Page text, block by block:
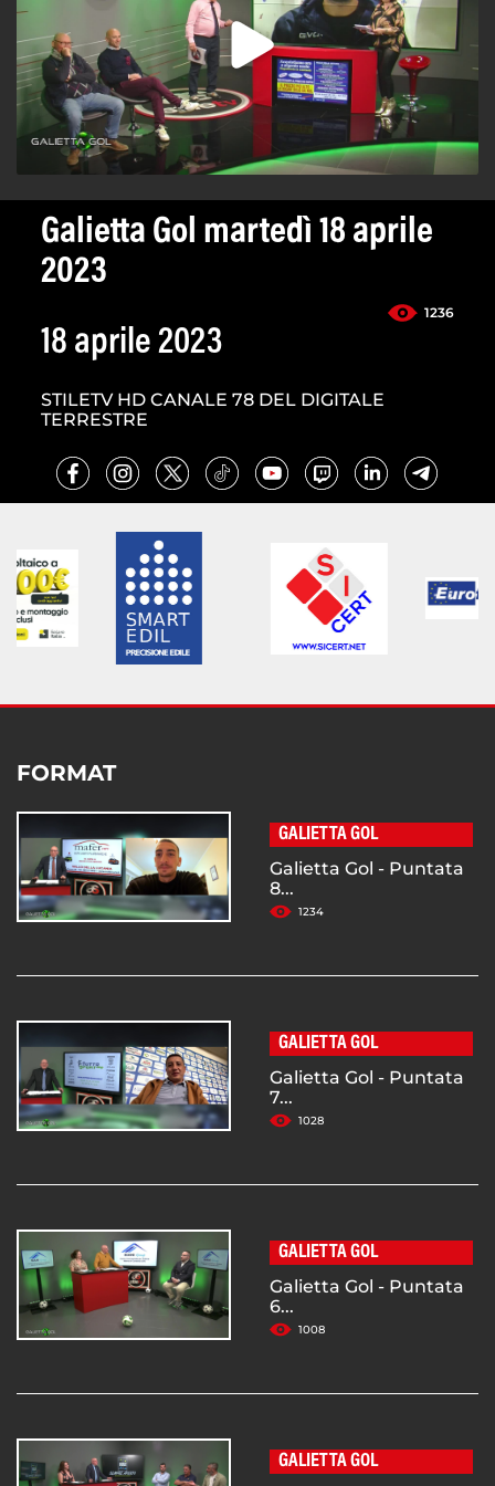
Galietta Gol martedì 18 aprile
2023
1236
18 aprile 2023
STILETV HD CANALE 78 DEL DIGITALE
TERRESTRE
FORMAT
GALIETTA GOL
Galietta Gol - Puntata
8...
1234
GALIETTA GOL
Galietta Gol - Puntata
7...
1028
GALIETTA GOL
Galietta Gol - Puntata
6...
1008
GALIETTA GOL